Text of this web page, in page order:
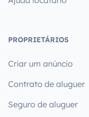
PROPRIETÁRIOS
Criar um anúncio
Contrato de aluguer
Seguro de aluguer